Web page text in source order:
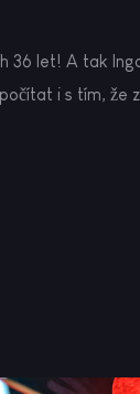
36 let! A tak
i s tím, že